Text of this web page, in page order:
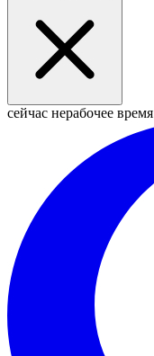
сейчас нерабочее время